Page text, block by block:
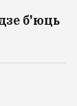
б'юць